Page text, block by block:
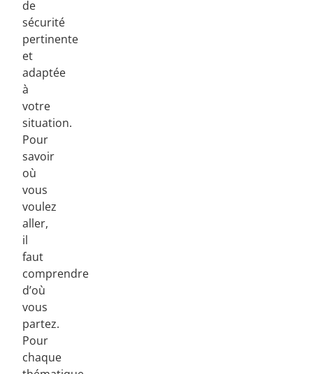
de
sécurité
pertinente
et
adaptée
à
votre
situation.
Pour
savoir
où
vous
voulez
aller,
il
faut
comprendre
d’où
vous
partez.
Pour
chaque